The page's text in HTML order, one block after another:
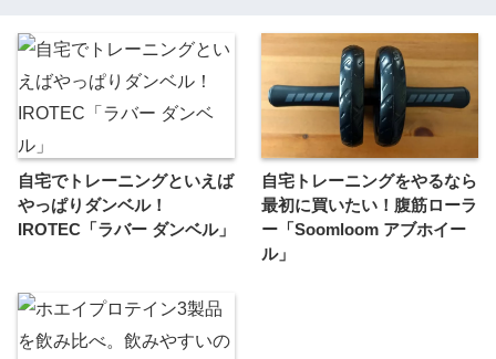
自宅でトレーニングといえば
やっぱりダンベル！
IROTEC「ラバー ダンベル」
自宅トレーニングをやるなら
最初に買いたい！腹筋ローラ
ー「Soomloom アブホイー
ル」